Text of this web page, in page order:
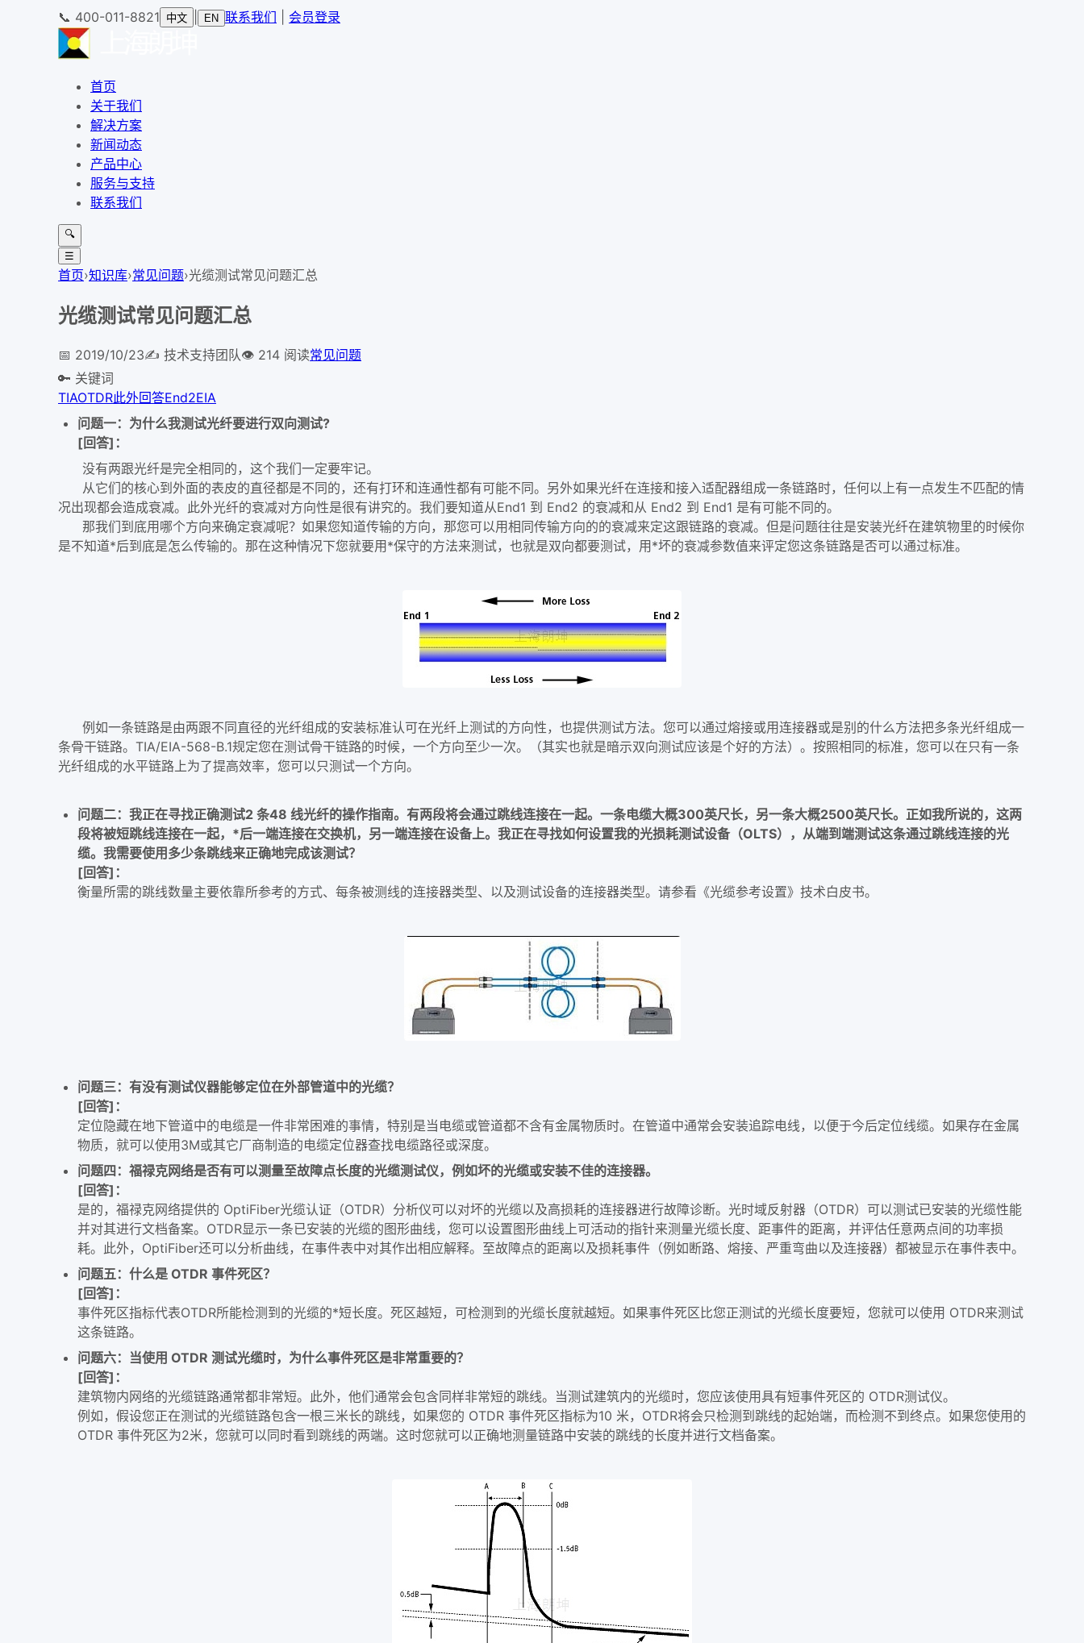
📞 400-011-8821 中文 EN 联系我们 会员登录
首页
关于我们
解决方案
新闻动态
产品中心
服务与支持
联系我们
🔍
☰
首页›知识库›常见问题›光缆测试常见问题汇总
光缆测试常见问题汇总
📅 2019/10/23✍️ 技术支持团队👁 214 阅读常见问题
🔑 关键词
TIAOTDR此外回答End2EIA
问题一：为什么我测试光纤要进行双向测试?
[回答]：
没有两跟光纤是完全相同的，这个我们一定要牢记。
从它们的核心到外面的表皮的直径都是不同的，还有打环和连通性都有可能不同。另外如果光纤在连接和接入适配器组成一条链路时，任何以上有一点发生不匹配的情
况出现都会造成衰减。此外光纤的衰减对方向性是很有讲究的。我们要知道从End1 到 End2 的衰减和从 End2 到 End1 是有可能不同的。
那我们到底用哪个方向来确定衰减呢？如果您知道传输的方向，那您可以用相同传输方向的的衰减来定这跟链路的衰减。但是问题往往是安装光纤在建筑物里的时候你
是不知道*后到底是怎么传输的。那在这种情况下您就要用*保守的方法来测试，也就是双向都要测试，用*坏的衰减参数值来评定您这条链路是否可以通过标准。
例如一条链路是由两跟不同直径的光纤组成的安装标准认可在光纤上测试的方向性，也提供测试方法。您可以通过熔接或用连接器或是别的什么方法把多条光纤组成一
条骨干链路。TIA/EIA-568-B.1规定您在测试骨干链路的时候，一个方向至少一次。（其实也就是暗示双向测试应该是个好的方法）。按照相同的标准，您可以在只有一条
光纤组成的水平链路上为了提高效率，您可以只测试一个方向。
问题二：我正在寻找正确测试2 条48 线光纤的操作指南。有两段将会通过跳线连接在一起。一条电缆大概300英尺长，另一条大概2500英尺长。正如我所说的，这两
段将被短跳线连接在一起，*后一端连接在交换机，另一端连接在设备上。我正在寻找如何设置我的光损耗测试设备（OLTS），从端到端测试这条通过跳线连接的光
缆。我需要使用多少条跳线来正确地完成该测试？
[回答]：
衡量所需的跳线数量主要依靠所参考的方式、每条被测线的连接器类型、以及测试设备的连接器类型。请参看《光缆参考设置》技术白皮书。
问题三：有没有测试仪器能够定位在外部管道中的光缆？
[回答]：
定位隐藏在地下管道中的电缆是一件非常困难的事情，特别是当电缆或管道都不含有金属物质时。在管道中通常会安装追踪电线，以便于今后定位线缆。如果存在金属
物质，就可以使用3M或其它厂商制造的电缆定位器查找电缆路径或深度。
问题四：福禄克网络是否有可以测量至故障点长度的光缆测试仪，例如坏的光缆或安装不佳的连接器。
[回答]：
是的，福禄克网络提供的 OptiFiber光缆认证（OTDR）分析仪可以对坏的光缆以及高损耗的连接器进行故障诊断。光时域反射器（OTDR）可以测试已安装的光缆性能
并对其进行文档备案。OTDR显示一条已安装的光缆的图形曲线，您可以设置图形曲线上可活动的指针来测量光缆长度、距事件的距离，并评估任意两点间的功率损
耗。此外，OptiFiber还可以分析曲线，在事件表中对其作出相应解释。至故障点的距离以及损耗事件（例如断路、熔接、严重弯曲以及连接器）都被显示在事件表中。
问题五：什么是 OTDR 事件死区？
[回答]：
事件死区指标代表OTDR所能检测到的光缆的*短长度。死区越短，可检测到的光缆长度就越短。如果事件死区比您正测试的光缆长度要短，您就可以使用 OTDR来测试
这条链路。
问题六：当使用 OTDR 测试光缆时，为什么事件死区是非常重要的？
[回答]：
建筑物内网络的光缆链路通常都非常短。此外，他们通常会包含同样非常短的跳线。当测试建筑内的光缆时，您应该使用具有短事件死区的 OTDR测试仪。
例如，假设您正在测试的光缆链路包含一根三米长的跳线，如果您的 OTDR 事件死区指标为10 米，OTDR将会只检测到跳线的起始端，而检测不到终点。如果您使用的
OTDR 事件死区为2米，您就可以同时看到跳线的两端。这时您就可以正确地测量链路中安装的跳线的长度并进行文档备案。